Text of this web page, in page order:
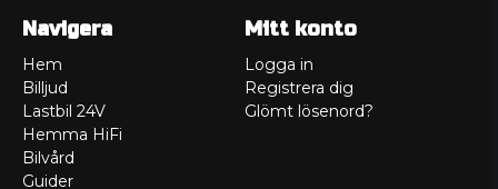
Navigera
Hem
Billjud
Lastbil 24V
Hemma HiFi
Bilvård
Guider
Mitt konto
Logga in
Registrera dig
Glömt lösenord?